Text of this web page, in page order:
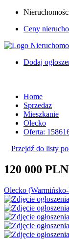
Ceny
Dodaj
Home
Sprzedaz
Mieszkanie
Olecko
Oferta:
Przejdź do listy
120 000 PLN
Olecko